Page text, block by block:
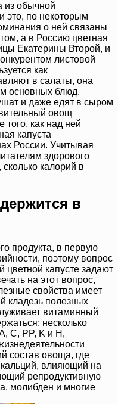
из обычной
это, по некоторым
о ней связаны
а в Россию цветная
Екатерины Второй, и
листовой
как
в салаты, она
основных блюд.
и даже едят в сыром
овощ
того, как над ней
капуста
России. Учитывая
здорового
калорий в
в
продукта, в первую
поэтому вопрос
цветной капусте задают
на этот вопрос,
свойства имеет
кладезь полезных
витаминный
несколько
C, PP, K и H,
состав овоща, где
влияющий на
репродуктивную
молибден и многие